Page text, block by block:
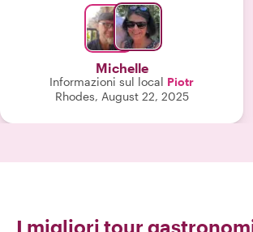
Michelle
Informazioni sul local Piotr
Rhodes, August 22, 2025
I migliori tour